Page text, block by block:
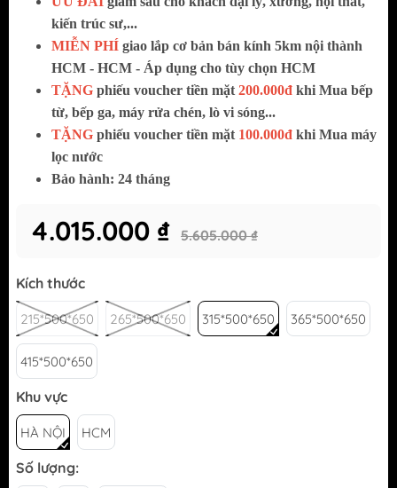
kiến trúc sư,...
MIỄN PHÍ giao lắp cơ bản bán kính 5km nội thành
HCM - HCM - Áp dụng cho tùy chọn HCM
TẶNG phiếu voucher tiền mặt 200.000đ khi Mua bếp
từ, bếp ga, máy rửa chén, lò vi sóng...
TẶNG phiếu voucher tiền mặt 100.000đ khi Mua máy
lọc nước
Bảo hành: 24 tháng
4.015.000 ₫ 5.605.000 ₫
Kích thước
215*500*650 265*500*650 315*500*650 365*500*650
415*500*650
Khu vực
HÀ NỘI HCM
Số lượng: